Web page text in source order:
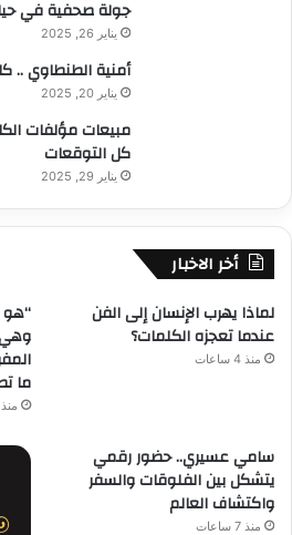
جولة صحفية في
يناير 26, 2025
أمنية الطنطاوي ..
يناير 20, 2025
مبيعات مؤلفات
كل التوقعات
يناير 29, 2025
أخر الاخبار
لماذا يهرب الإنسان إلى الفن
عندما تعجزه الكلمات؟
منذ 4 ساعات
“هو
ما
منذ 4
سامي عسيري.. حضور رقمي
يتشكل بين الفلوقات والسفر
واكتشاف العالم
منذ 7 ساعات